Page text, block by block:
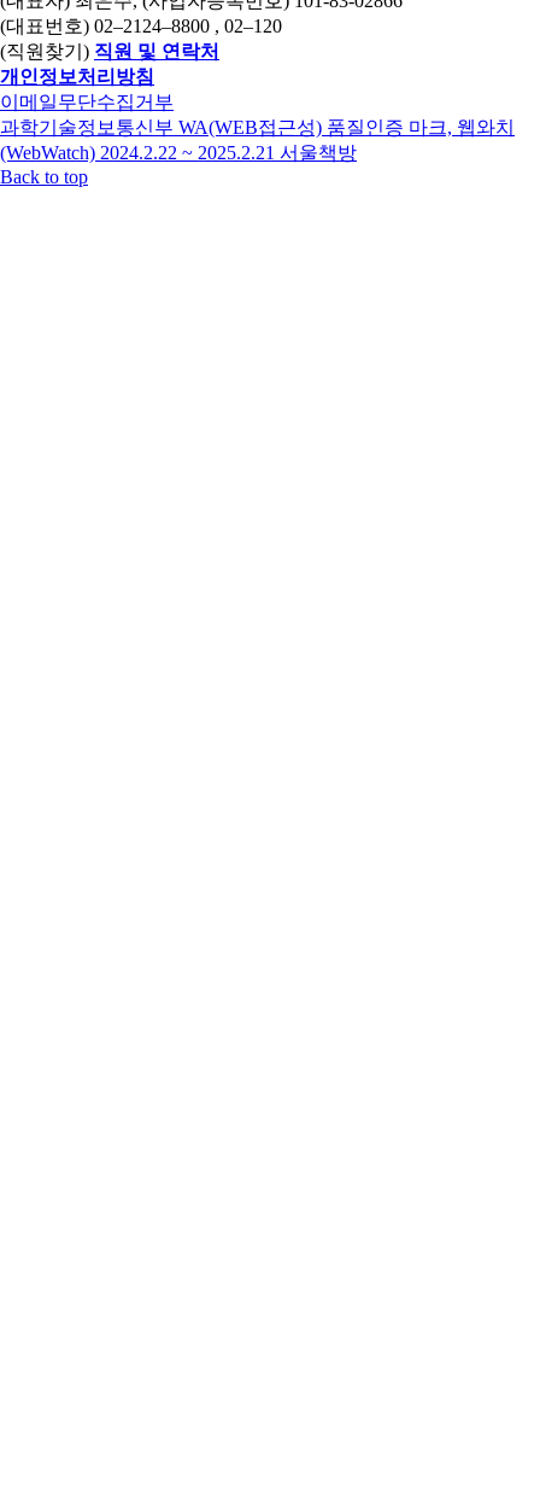
(대표번호) 02–2124–8800 , 02–120
(직원찾기) 직원 및 연락처
개인정보처리방침
이메일무단수집거부
과학기술정보통신부 WA(WEB접근성) 품질인증 마크, 웹와치
(WebWatch) 2024.2.22 ~ 2025.2.21 서울책방
Back to top